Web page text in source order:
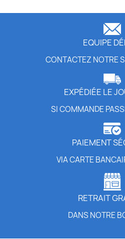
EQUIPE
CONTACTEZ NOTRE
EXPÉDIÉE LE
SI COMMANDE
PAIEMENT
VIA CARTE
RETRAIT
DANS NOTRE